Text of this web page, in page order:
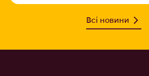
Всі новини